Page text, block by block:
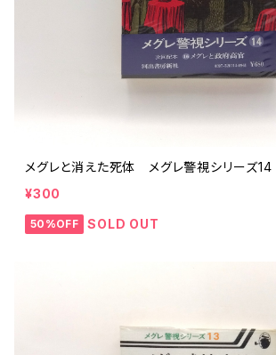
メグレと消えた死体 メグレ警視シリーズ14
¥300
50%OFF SOLD OUT